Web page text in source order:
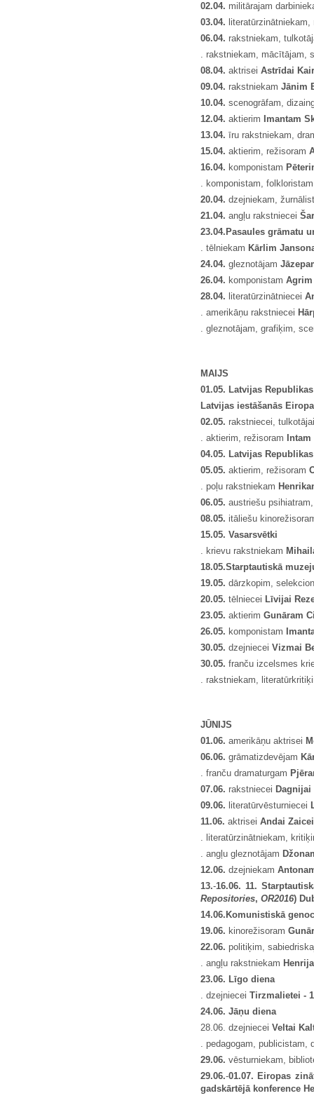
02.04. militārajam
03.04.
06.04. rakstniekam,
. rakstniekam, mācītājam,
08.04. aktrisei Astrīdai
09.04. rakstniekam Jānim
10.04. scenogrāfam,
12.04. aktierim
Imantam
13.04. īru rakstniekam,
15.04. aktierim, režisoram
16.04. komponistam
. komponistam,
20.04. dzejniekam,
21.04. angļu rakstniecei
23.04. Pasaules grāmatu
. tēlniekam Kārlim
24.04. gleznotājam
26.04. komponistam
28.04. literatūrzinātniecei
. amerikāņu rakstniecei
. gleznotājam, grafiķim,
MAIJS
01.05. Latvijas
Latvijas iestāšanās
02.05. rakstniecei,
. aktierim, režisoram
04.05. Latvijas
05.05. aktierim, režisoram
. poļu rakstniekam
06.05. austriešu
08.05. itāliešu
15.05. Vasarsvētki
. krievu rakstniekam
18.05.Starptautiskā
19.05. dārzkopim,
20.05. tēlniecei Līvijai
23.05. aktierim Gunāram
26.05. komponistam
30.05. dzejniecei Vizmai
30.05. franču izcelsmes
. rakstniekam,
JŪNIJS
01.06. amerikāņu aktrisei
06.06. grāmatizdevējam
. franču dramaturgam
07.06. rakstniecei
09.06. literatūrvēsturniecei
11.06. aktrisei Andai Zaicei
. literatūrzinātniekam,
. angļu gleznotājam
12.06. dzejniekam
13.-16.06. 11.
Repositories, OR2016)
14.06. Komunistiskā
19.06. kinorežisoram
22.06. politiķim,
. angļu rakstniekam
23.06. Līgo diena
. dzejniecei Tirzmalietei -
24.06. Jāņu diena
28.06. dzejniecei Veltai
. pedagogam, publicistam,
29.06. vēsturniekam,
29.06.-01.07. Eiropas
gadskārtējā konference